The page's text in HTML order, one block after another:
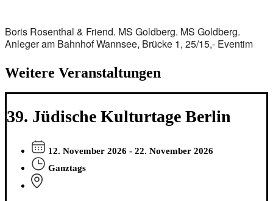
Boris Rosenthal & Friend. MS Goldberg. MS Goldberg.
Anleger am Bahnhof Wannsee, Brücke 1, 25/15,- Eventim
Weitere Veranstaltungen
39. Jüdische Kulturtage Berlin
12. November 2026 - 22. November 2026
Ganztags